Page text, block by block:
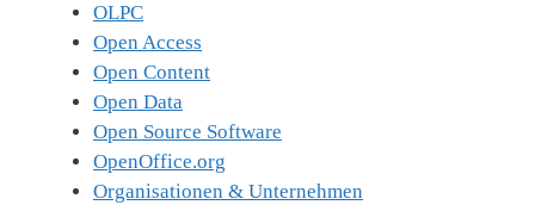
OLPC
Open Access
Open Content
Open Data
Open Source Software
OpenOffice.org
Organisationen & Unternehmen